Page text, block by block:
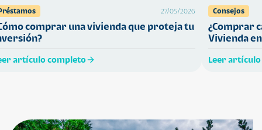
27/05/2026
comprar una vivienda que proteja tu
artículo completo
Consejos
¿Comprar
Vivienda
Leer